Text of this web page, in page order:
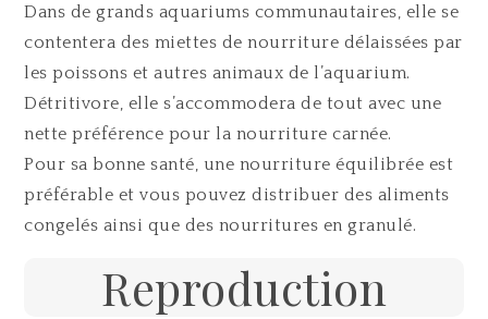
Dans de grands aquariums communautaires, elle se
contentera des miettes de nourriture délaissées par
les poissons et autres animaux de l’aquarium.
Détritivore, elle s’accommodera de tout avec une
nette préférence pour la nourriture carnée.
Pour sa bonne santé, une nourriture équilibrée est
préférable et vous pouvez distribuer des aliments
congelés ainsi que des nourritures en granulé.
Reproduction